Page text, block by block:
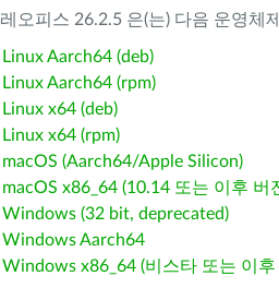
오피스 26.2.5 은(는) 다음 운영체
Linux Aarch64 (deb)
Linux Aarch64 (rpm)
Linux x64 (deb)
Linux x64 (rpm)
macOS (Aarch64/Apple Silicon)
macOS x86_64 (10.14 또는 이후 버
Windows (32 bit, deprecated)
Windows Aarch64
Windows x86_64 (비스타 또는 이후